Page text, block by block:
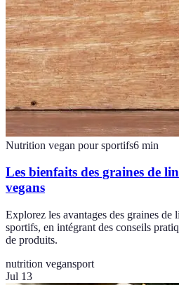
Nutrition vegan pour sportifs6 min
Les bienfaits des graines de
vegans
Explorez les avantages des graines
sportifs, en intégrant des conseils
de produits.
nutrition vegansport
Jul 13